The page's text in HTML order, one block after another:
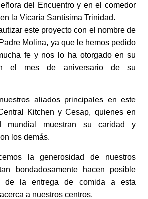
V
G
C
I
Ó
del Encuentro y en el comedor
la Vicaría Santísima Trinidad.
este proyecto con el nombre de
Molina, ya que le hemos pedido
fe y nos lo ha otorgado en su
el mes de aniversario de su
aliados principales en este
Kitchen y Cesap, quienes en
mundial muestran su caridad y
los demás.
la generosidad de nuestros
bondadosamente hacen posible
de la entrega de comida a esta
a nuestros centros.